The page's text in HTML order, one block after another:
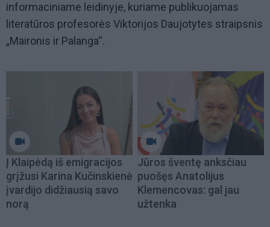
informaciniame leidinyje, kuriame publikuojamas
literatūros profesorės Viktorijos Daujotytes straipsnis
„Maironis ir Palanga“.
Į Klaipėdą iš emigracijos
grįžusi Karina Kučinskienė
įvardijo didžiausią savo
norą
Jūros šventę anksčiau
puošęs Anatolijus
Klemencovas: gal jau
užtenka